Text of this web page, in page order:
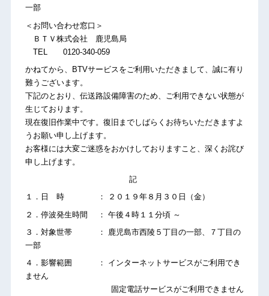
一部
＜お問い合わせ窓口＞
ＢＴＶ株式会社 鹿児島局
TEL 0120-340-059
かねてから、BTVサービスをご利用いただきまして、誠に有り
難うございます。
下記のとおり、伝送路設備障害のため、ご利用できない状態が
生じております。
現在復旧作業中です。復旧までしばらくお待ちいただきますよ
うお願い申し上げます。
お客様には大変ご迷惑をおかけしておりますこと、深くお詫び
申し上げます。
記
１．日 時 ： ２０１９年８月３０日（金）
２．停波発生時間 ： 午後４時１１分頃 ～
３．対象世帯 ： 鹿児島市西陵５丁目の一部、７丁目の
一部
４．影響範囲 ： インターネットサービスがご利用でき
ません
固定電話サービスがご利用できません